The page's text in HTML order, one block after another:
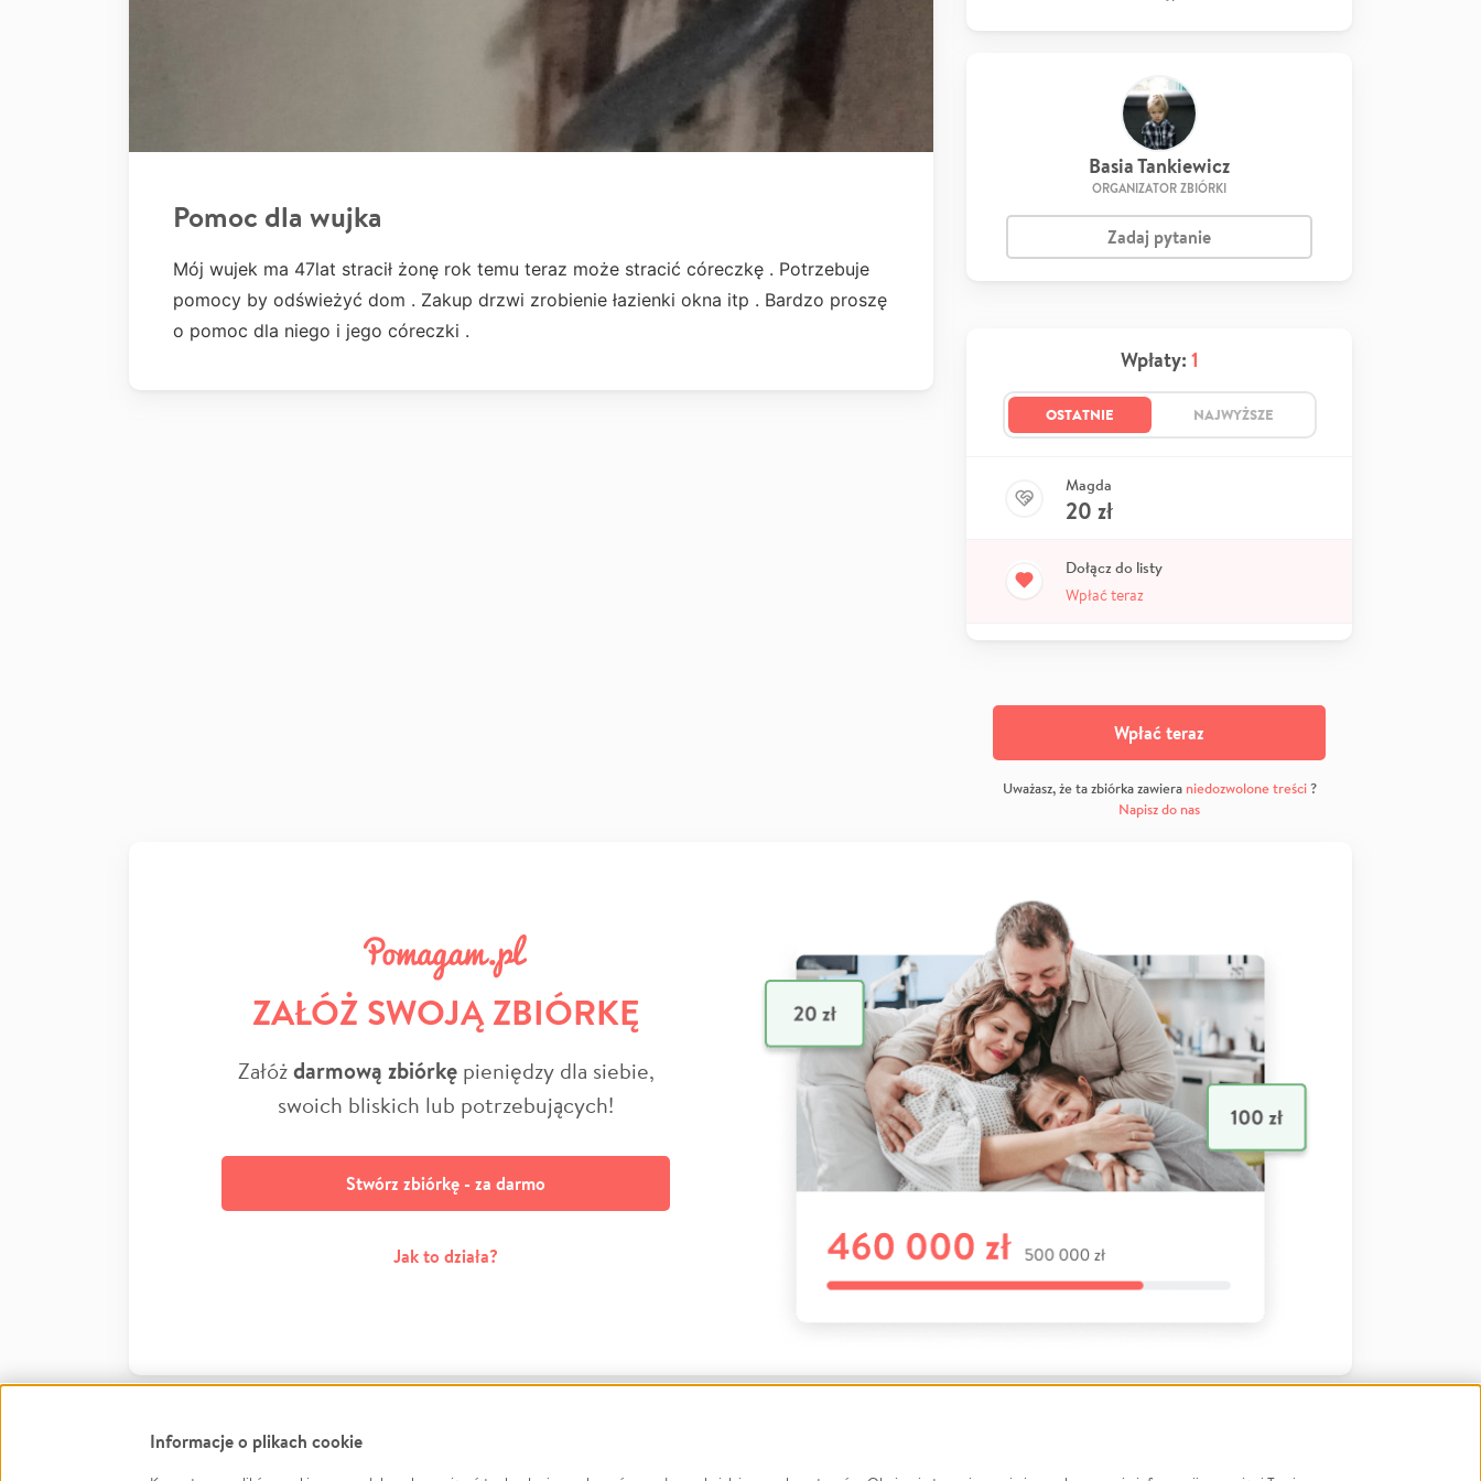
Pomoc dla wujka
Mój wujek ma 47lat stracił żonę rok temu teraz może stracić córeczkę . Potrzebuje
pomocy by odświeżyć dom . Zakup drzwi zrobienie łazienki okna itp . Bardzo proszę
o pomoc dla niego i jego córeczki .
Basia Tankiewicz
ORGANIZATOR ZBIÓRKI
Zadaj pytanie
Wpłaty: 1
OSTATNIE NAJWYŻSZE
Magda
20 zł
Dołącz do listy
Wpłać teraz
Wpłać teraz
Uważasz, że ta zbiórka zawiera niedozwolone treści?
Napisz do nas
ZAŁÓŻ SWOJĄ ZBIÓRKĘ
Załóżdarmową zbiórkępieniędzy dla siebie,
swoich bliskich lub potrzebujących!
Stwórz zbiórkę - za darmo
Jak to działa?
Informacje o plikach cookie